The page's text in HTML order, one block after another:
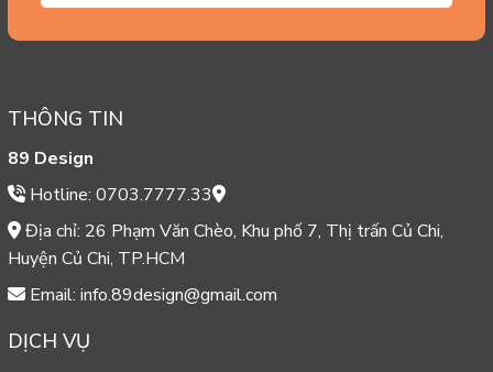
THÔNG TIN
89 Design
Hotline: 0703.7777.33
Địa chỉ: 26 Phạm Văn Chèo, Khu phố 7, Thị trấn Củ Chi,
Huyện Củ Chi, TP.HCM
Email: info.89design@gmail.com
DỊCH VỤ